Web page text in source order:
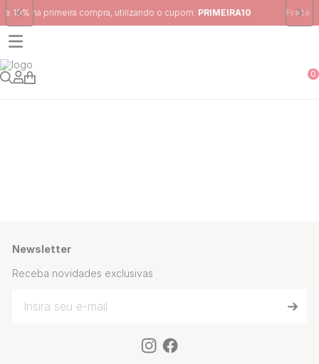
Frete Grátispara região Sudeste em pedidos acima de R$ 399,00
0
Newsletter
Receba novidades exclusivas